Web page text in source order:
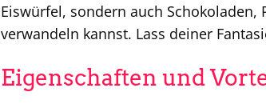
Eiswürfel, sondern auch
verwandeln kannst. Lass deiner
Eigenschaften und